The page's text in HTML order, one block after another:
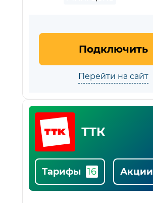
ТТК
Тарифы Акции
Подключить
Перейти на сайт